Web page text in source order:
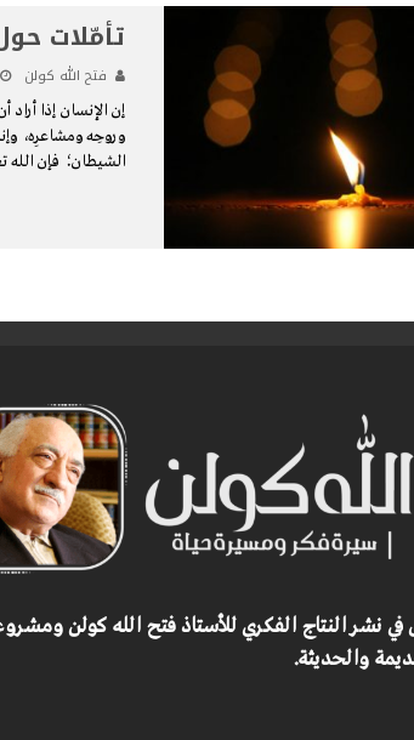
تأمّلات
فتح الله كولن
إن الإنسان إذا
وروحِه ومشاعرِه،
الشيطان؛ فإن الله
نشر النتاج الفكري للأستاذ فتح الله كولن
والحديثة.